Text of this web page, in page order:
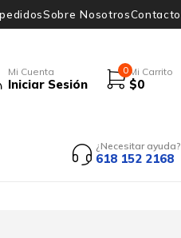
Sobre NosotrosContacto
Mi Cuenta
Iniciar Sesión
0 Mi Carrito
$0
¿Necesitar ayuda?
618 152 2168